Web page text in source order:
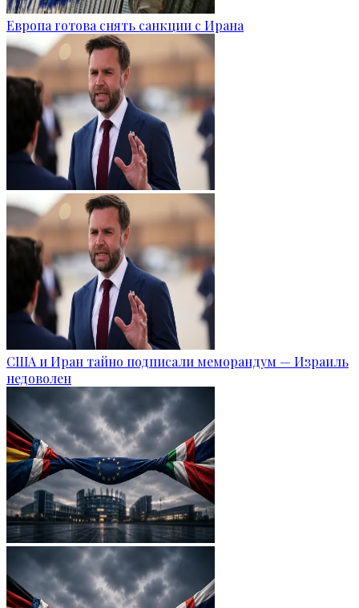
Европа готова снять санкции с Ирана
США и Иран тайно подписали меморандум — Израиль
недоволен